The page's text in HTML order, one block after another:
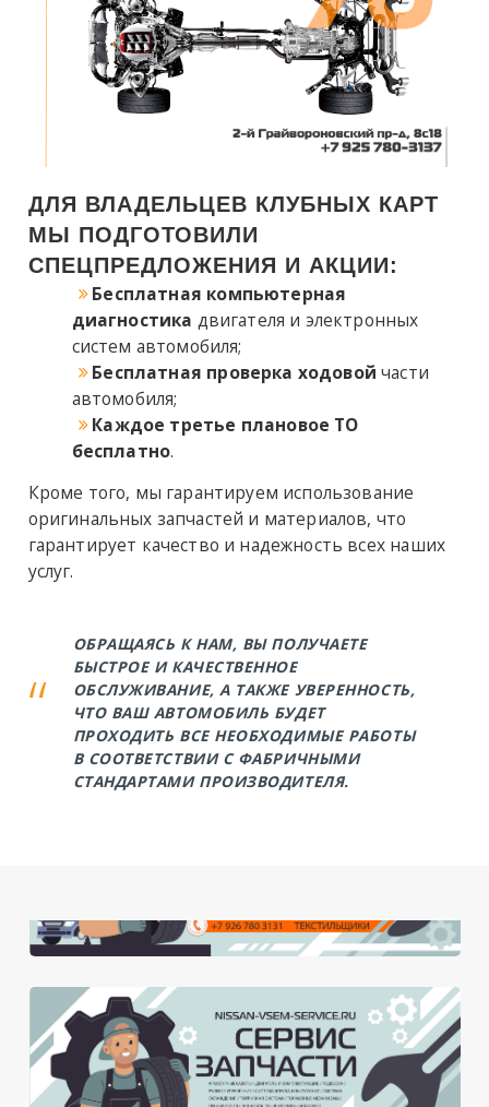
ДЛЯ ВЛАДЕЛЬЦЕВ КЛУБНЫХ КАРТ
МЫ ПОДГОТОВИЛИ
СПЕЦПРЕДЛОЖЕНИЯ И АКЦИИ:
Бесплатная компьютерная
диагностика двигателя и электронных
систем автомобиля;
Бесплатная проверка ходовой части
автомобиля;
Каждое третье плановое ТО
бесплатно.
Кроме того, мы гарантируем использование
оригинальных запчастей и материалов, что
гарантирует качество и надежность всех наших
услуг.
ОБРАЩАЯСЬ К НАМ, ВЫ ПОЛУЧАЕТЕ
БЫСТРОЕ И КАЧЕСТВЕННОЕ
ОБСЛУЖИВАНИЕ, А ТАКЖЕ УВЕРЕННОСТЬ,
ЧТО ВАШ АВТОМОБИЛЬ БУДЕТ
ПРОХОДИТЬ ВСЕ НЕОБХОДИМЫЕ РАБОТЫ
В СООТВЕТСТВИИ С ФАБРИЧНЫМИ
СТАНДАРТАМИ ПРОИЗВОДИТЕЛЯ.